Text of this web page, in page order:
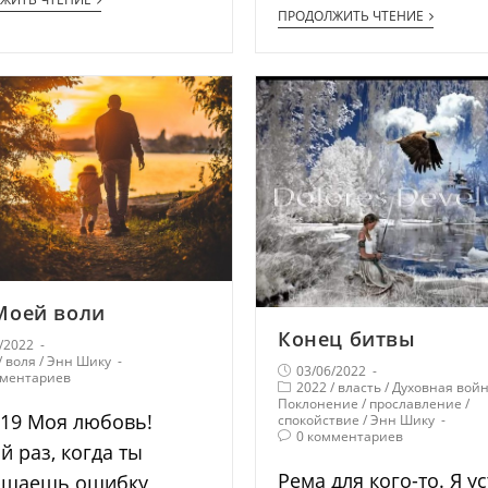
ПРОДОЛЖИТЬ ЧТЕНИЕ
воли
воля /Энн Шику
Моя любовь!
раз, когда ты
Конец битвы
03/06/2022
2022/ власть/Духовная
Поклонение / прославление /
спокойствие /Энн Шику
0 комментариев
Рема для кого-то. Я